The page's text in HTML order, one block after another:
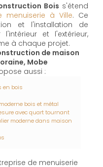
Bois s'étend
menuiserie à Ville. Ce
et l'installation de
et l'extérieur,
à chaque projet.
de maison
Mobe
aussi :
en bois
bois et métal
avec quart tournant
moderne dans maison
de menuiserie